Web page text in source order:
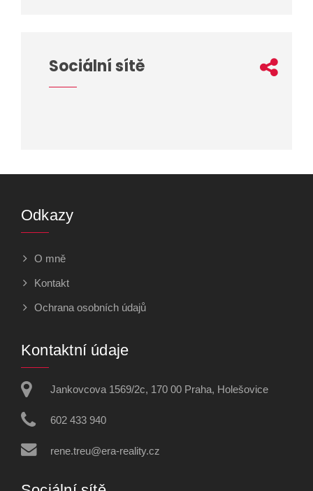
Sociální sítě
Odkazy
O mně
Kontakt
Ochrana osobních údajů
Kontaktní údaje
Jankovcova 1569/2c, 170 00 Praha, Holešovice
602 433 940
rene.treu@era-reality.cz